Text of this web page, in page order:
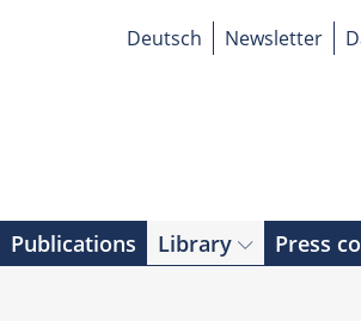
Deutsch Newsletter
Publications Library Press